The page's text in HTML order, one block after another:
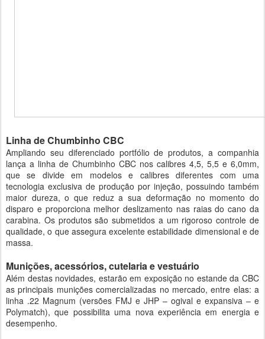
Linha de Chumbinho CBC
Ampliando seu diferenciado portfólio de produtos, a companhia
lança a linha de Chumbinho CBC nos calibres 4,5, 5,5 e 6,0mm,
que se divide em modelos e calibres diferentes com uma
tecnologia exclusiva de produção por injeção, possuindo também
maior dureza, o que reduz a sua deformação no momento do
disparo e proporciona melhor deslizamento nas raias do cano da
carabina. Os produtos são submetidos a um rigoroso controle de
qualidade, o que assegura excelente estabilidade dimensional e de
massa.
Munições, acessórios, cutelaria e vestuário
Além destas novidades, estarão em exposição no estande da CBC
as principais munições comercializadas no mercado, entre elas: a
linha .22 Magnum (versões FMJ e JHP – ogival e expansiva – e
Polymatch), que possibilita uma nova experiência em energia e
desempenho.